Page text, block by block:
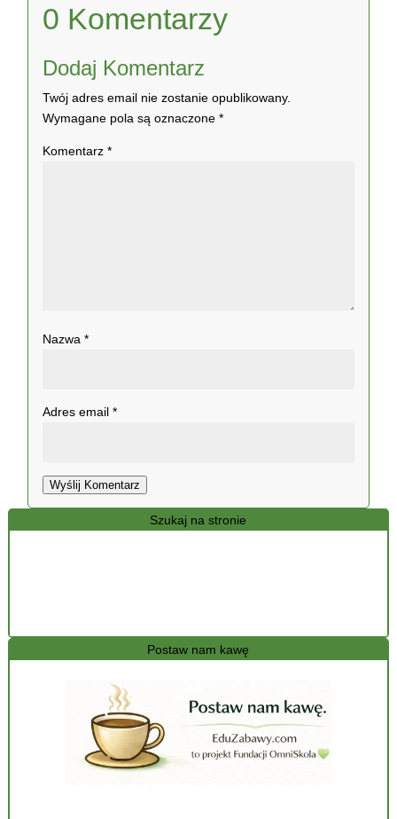
Szukaj na stronie
Postaw nam kawę
0 Komentarzy
Dodaj Komentarz
Twój adres email nie zostanie opublikowany.
Wymagane pola są oznaczone*
Komentarz*
Nazwa*
Adres email*
Wyślij Komentarz